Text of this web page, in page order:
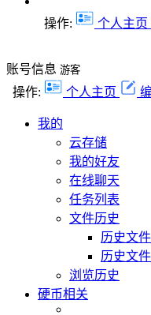
操作: 个人主页
账号信息 游客
操作: 个人主页
我的
云存储
我的好友
在线聊天
任务列表
文件历史
历史文
历史文
浏览历史
硬币相关